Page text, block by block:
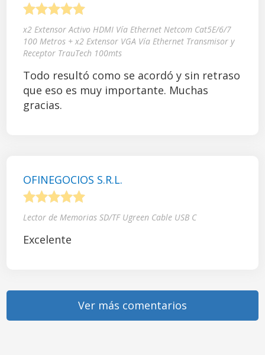
x2 Extensor Activo HDMI Vía Ethernet Netcom Cat5E/6/7
100 Metros + x2 Extensor VGA Vía Ethernet Transmisor y
Receptor TrauTech 100mts
Todo resultó como se acordó y sin retraso
que eso es muy importante. Muchas
gracias.
OFINEGOCIOS S.R.L.
Lector de Memorias SD/TF Ugreen Cable USB C
Excelente
Ver más comentarios